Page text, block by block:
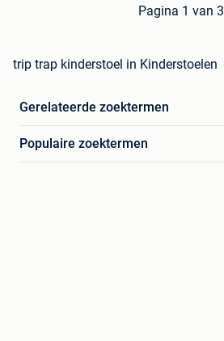
Pagina 1 van 3
trip trap kinderstoel in Kinderstoelen
Gerelateerde zoektermen
Populaire zoektermen